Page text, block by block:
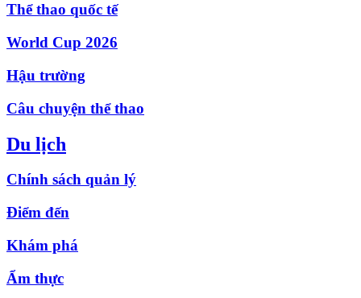
Thể thao quốc tế
World Cup 2026
Hậu trường
Câu chuyện thể thao
Du lịch
Chính sách quản lý
Điểm đến
Khám phá
Ẩm thực